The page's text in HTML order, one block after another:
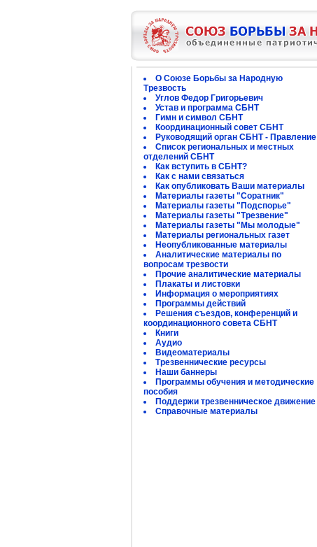
О Союзе Борьбы за Народную
Трезвость
Углов Федор Григорьевич
Устав и программа СБНТ
Гимн и символ СБНТ
Координационный совет СБНТ
Руководящий орган СБНТ - Правление
Список региональных и местных
отделений СБНТ
Как вступить в СБНТ?
Как с нами связаться
Как опубликовать Ваши материалы
Материалы газеты "Соратник"
Материалы газеты "Подспорье"
Материалы газеты "Трезвение"
Материалы газеты "Мы молодые"
Материалы региональных газет
Неопубликованные материалы
Аналитические материалы по
вопросам трезвости
Прочие аналитические материалы
Плакаты и листовки
Информация о мероприятиях
Программы действий
Решения съездов, конференций и
координационного совета СБНТ
Книги
Аудио
Видеоматериалы
Трезвеннические ресурсы
Наши баннеры
Программы обучения и методические
пособия
Поддержи трезвенническое движение
Справочные материалы